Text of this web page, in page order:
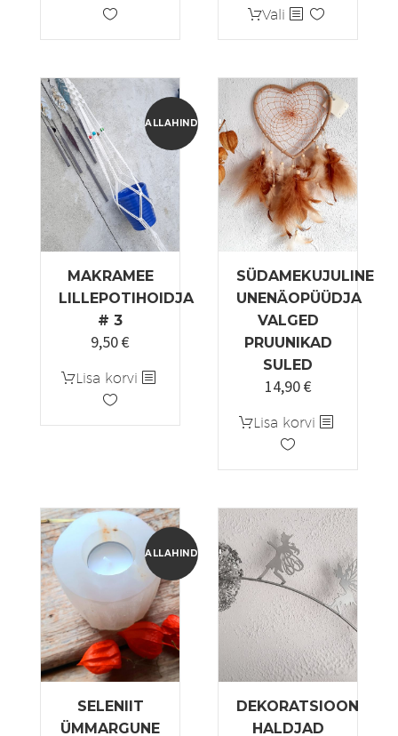
15,50 €.
Vali Sellel
tootel
mitu
varianti.
Valikuid
saab
teha
tootelehel.
ALLAHINDLUS!
MAKRAMEE
LILLEPOTIHOIDJA
# 3
Algne
oli:
15,90 €.
9,50€Praegune
on:
Lisa korvi
SÜDAMEKUJULINE
UNENÄOPÜÜDJA
VALGED
PRUUNIKAD
SULED
14,90€
Lisa korvi
ALLAHINDLUS!
SELENIIT
ÜMMARGUNE
DEKORATSIOON
HALDJAD